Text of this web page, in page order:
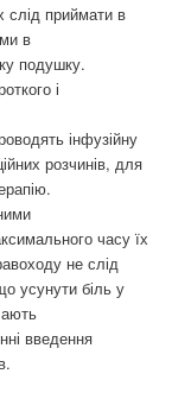
слід приймати в
в
подушку.
і
інфузійну
розчинів, для
часу їх
не слід
усунути біль у
введення